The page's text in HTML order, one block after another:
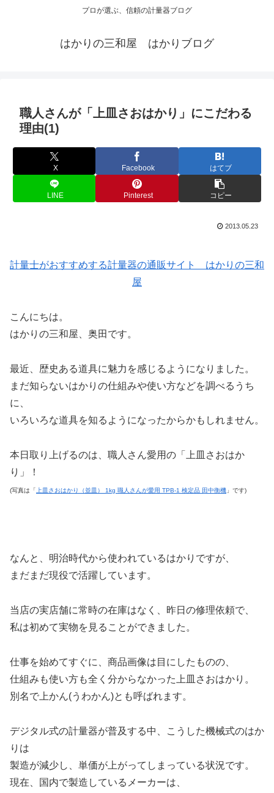
プロが選ぶ、信頼の計量器ブログ
はかりの三和屋 はかりブログ
職人さんが「上皿さおはかり」にこだわる
理由(1)
X Facebook はてブ
LINE Pinterest コピー
2013.05.23
計量士がおすすめする計量器の通販サイト はかりの三和
屋
こんにちは。
はかりの三和屋、奥田です。
最近、歴史ある道具に魅力を感じるようになりました。
まだ知らないはかりの仕組みや使い方などを調べるうち
に、
いろいろな道具を知るようになったからかもしれません。
本日取り上げるのは、職人さん愛用の「上皿さおはか
り」！
(写真は「 上皿さおはかり（並皿） 1kg 職人さんが愛用 TPB-1 検定品 田中衡機 」です)
なんと、明治時代から使われているはかりですが、
まだまだ現役で活躍しています。
当店の実店舗に常時の在庫はなく、昨日の修理依頼で、
私は初めて実物を見ることができました。
仕事を始めてすぐに、商品画像は目にしたものの、
仕組みも使い方も全く分からなかった上皿さおはかり。
別名で上かん(うわかん)とも呼ばれます。
デジタル式の計量器が普及する中、こうした機械式のはか
りは
製造が減少し、単価が上がってしまっている状況です。
現在、国内で製造しているメーカーは、